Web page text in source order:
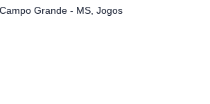
Campo Grande - MS, Jogos